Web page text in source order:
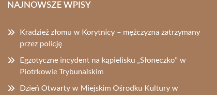
NAJNOWSZE WPISY
Kradzież złomu w Korytnicy – mężczyzna zatrzymany
przez policję
Egzotyczne incydent na kąpielisku „Słoneczko” w
Piotrkowie Trybunalskim
Dzień Otwarty w Miejskim Ośrodku Kultury w